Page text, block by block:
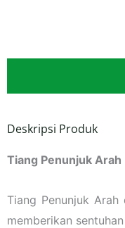
Deskripsi Produk
Tiang Penunjuk
Tiang Penunjuk
memberikan